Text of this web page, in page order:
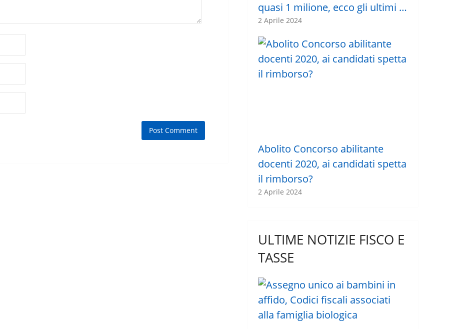
quasi 1 milione, ecco gli ultimi …
2 Aprile 2024
Abolito Concorso abilitante
docenti 2020, ai candidati spetta
il rimborso?
2 Aprile 2024
ULTIME NOTIZIE FISCO E
TASSE